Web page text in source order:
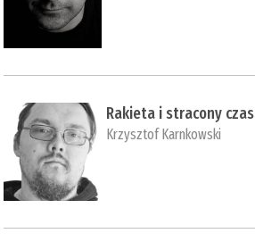
Rakieta i stracony czas
Krzysztof Karnkowski